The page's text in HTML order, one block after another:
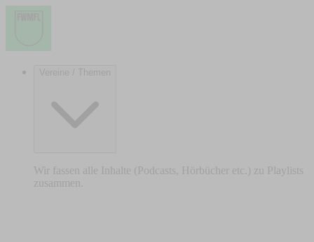
Vereine / Themen
Wir fassen alle Inhalte (Podcasts, Hörbücher etc.) zu Playlists
zusammen.